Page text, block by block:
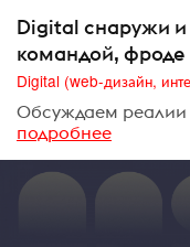
Digital снаружи и
командой,
Обсуждаем реалии
подробнее